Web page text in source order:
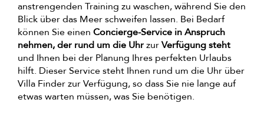
anstrengenden Training zu waschen, während Sie den
Blick über das Meer schweifen lassen. Bei Bedarf
können Sie einen Concierge-Service in Anspruch
nehmen, der rund um die UhrzurVerfügung steht
und Ihnen bei der Planung Ihres perfekten Urlaubs
hilft. Dieser Service steht Ihnen rund um die Uhr über
Villa Finder zur Verfügung, so dass Sie nie lange auf
etwas warten müssen, was Sie benötigen.